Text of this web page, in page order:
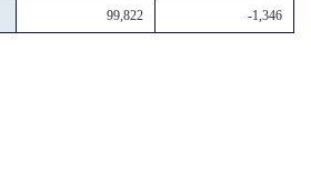
99,822 -1,346